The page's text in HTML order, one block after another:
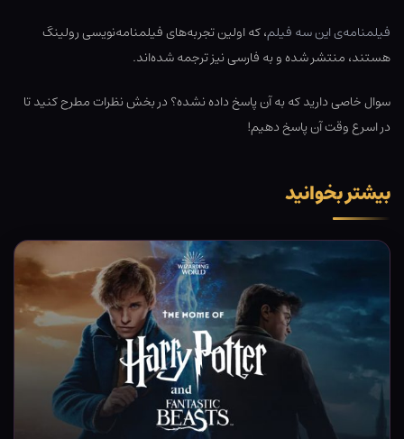
فیلمنامه‌ی این سه فیلم، که اولین تجربه‌های فیلمنامه‌نویسی رولینگ
هستند، منتشر شده و به فارسی نیز ترجمه شده‌اند.
سوال خاصی دارید که به آن پاسخ داده نشده؟ در بخش نظرات مطرح کنید تا
در اسرع وقت آن پاسخ دهیم!
بیشتر بخوانید